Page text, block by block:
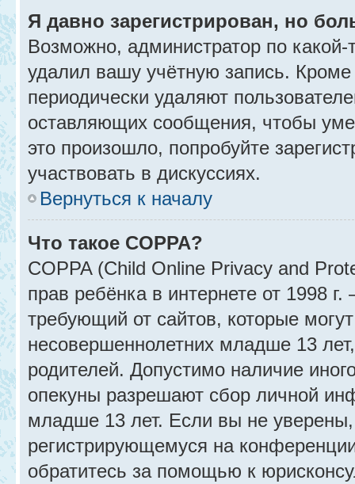
Я давно зарегистрирован, но
Возможно, администратор по
удалил вашу учётную запись.
периодически удаляют
оставляющих сообщения, чтобы
это произошло, попробуйте
участвовать в дискуссиях.
Вернуться к началу
Что такое COPPA?
COPPA (Child Online Privacy and
прав ребёнка в интернете от 1998
требующий от сайтов, которые
несовершеннолетних младше 13
родителей. Допустимо наличие
опекуны разрешают сбор личной
младше 13 лет. Если вы не
регистрирующемуся на
обратитесь за помощью к